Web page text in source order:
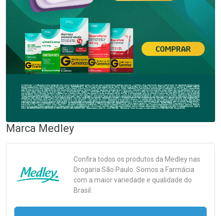
Marca Medley
Confira todos os produtos da Medleynas
Drogaria São Paulo. Somos a Farmácia
com a maior variedade e qualidade do
Brasil.